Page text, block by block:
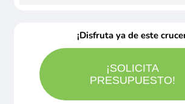
reclamación. El barco asignado
cambios y ser sustituido por uno
Posibilidad de contratar
castellano si hay grupo
en cada caso.
Babysitter 25€ / hora bajo
su embajada o consulado.
ciudad de origen. Rogamos
Posibilidad de añadir transfer
de aeropuerto al muelle y
aeropuerto para una distancia
¡Disfruta ya de este
¡SOLICITA
PRESUPUESTO!